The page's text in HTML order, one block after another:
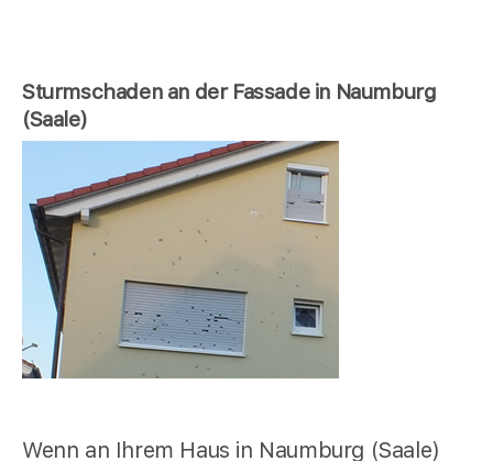
Sturmschaden an der Fassade in Naumburg
(Saale)
Wenn an Ihrem Haus in Naumburg (Saale)